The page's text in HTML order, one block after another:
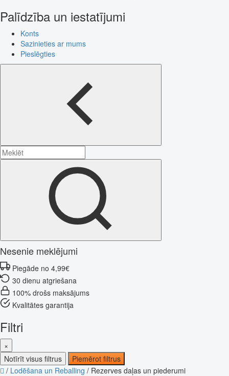
Palīdzība un iestatījumi
Konts
Sazinieties ar mums
Pieslēgties
Nesenie meklējumi
Piegāde no 4,99€
30 dienu atgriešana
100% drošs maksājums
Kvalitātes garantija
Filtri
×
Notīrīt visus filtrus
Piemērot filtrus
/ Lodēšana un Reballing / Rezerves daļas un piederumi